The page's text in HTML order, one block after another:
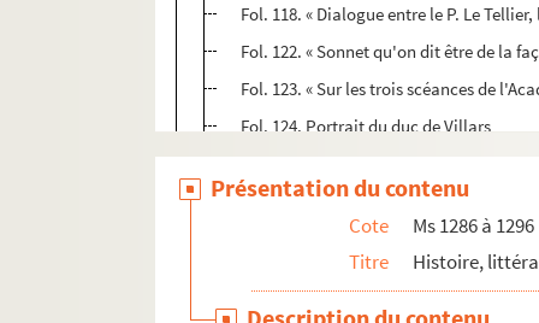
Fol. 118. « Dialogue entre le P. Le
Fol. 122. « Sonnet qu'on dit être de la
Fol. 123. « Sur les trois scéances de
Fol. 124. Portrait du duc de Villars
Fol. 125. « Pour madame de Percy, ma
Fol. 126. « Apologie pour les dames
Fol. 127. « Chanson sur l'appel au futur
Fol. 128. « Chanson sur l'air desRats :»
Fol. 131. « Édit quadragésimal.
Présentation du contenu
Cote
Ms 1286 à 1296
Titre
Histoire,